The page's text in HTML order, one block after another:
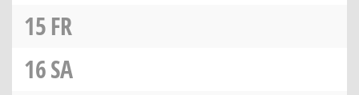
15FR
16SA